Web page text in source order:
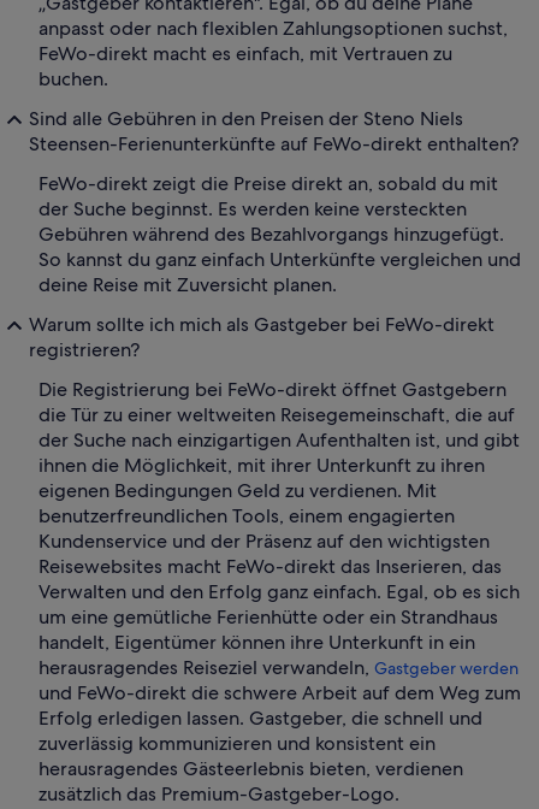
anpasst oder nach flexiblen Zahlungsoptionen suchst,
FeWo-direkt macht es einfach, mit Vertrauen zu
buchen.
Sind alle Gebühren in den Preisen der Steno Niels
Steensen-Ferienunterkünfte auf FeWo-direkt enthalten?
FeWo-direkt zeigt die Preise direkt an, sobald du mit
der Suche beginnst. Es werden keine versteckten
Gebühren während des Bezahlvorgangs hinzugefügt.
So kannst du ganz einfach Unterkünfte vergleichen und
deine Reise mit Zuversicht planen.
Warum sollte ich mich als Gastgeber bei FeWo-direkt
registrieren?
Die Registrierung bei FeWo-direkt öffnet Gastgebern
die Tür zu einer weltweiten Reisegemeinschaft, die auf
der Suche nach einzigartigen Aufenthalten ist, und gibt
ihnen die Möglichkeit, mit ihrer Unterkunft zu ihren
eigenen Bedingungen Geld zu verdienen. Mit
benutzerfreundlichen Tools, einem engagierten
Kundenservice und der Präsenz auf den wichtigsten
Reisewebsites macht FeWo-direkt das Inserieren, das
Verwalten und den Erfolg ganz einfach. Egal, ob es sich
um eine gemütliche Ferienhütte oder ein Strandhaus
handelt, Eigentümer können ihre Unterkunft in ein
herausragendes Reiseziel verwandeln, Gastgeber werden
und FeWo-direkt die schwere Arbeit auf dem Weg zum
Erfolg erledigen lassen. Gastgeber, die schnell und
zuverlässig kommunizieren und konsistent ein
herausragendes Gästeerlebnis bieten, verdienen
zusätzlich das Premium-Gastgeber-Logo.